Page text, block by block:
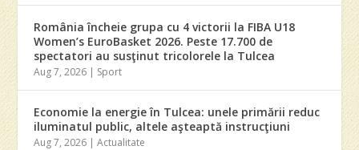
România încheie grupa cu 4 victorii la FIBA U18
Women’s EuroBasket 2026. Peste 17.700 de
spectatori au susţinut tricolorele la Tulcea
Aug 7, 2026 Sport
Economie la energie în Tulcea: unele primării reduc
iluminatul public, altele aşteaptă instrucţiuni
Aug 7, 2026 |Actualitate